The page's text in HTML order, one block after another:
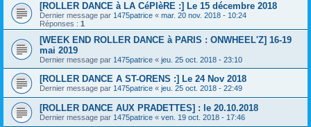
[ROLLER DANCE à LA CéPIèRE :] Le 15 décembre 2018
Dernier message par 1475patrice « mar. 20 nov. 2018 - 10:24
Réponses : 1
[WEEK END ROLLER DANCE à PARIS : ONWHEEL'Z] 16-19
mai 2019
Dernier message par 1475patrice « jeu. 25 oct. 2018 - 23:10
[ROLLER DANCE A ST-ORENS :] Le 24 Nov 2018
Dernier message par 1475patrice « jeu. 25 oct. 2018 - 22:49
[ROLLER DANCE AUX PRADETTES] : le 20.10.2018
Dernier message par 1475patrice « ven. 19 oct. 2018 - 17:46